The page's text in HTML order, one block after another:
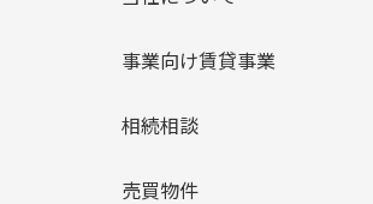
事業向け賃貸事業
相続相談
売買物件